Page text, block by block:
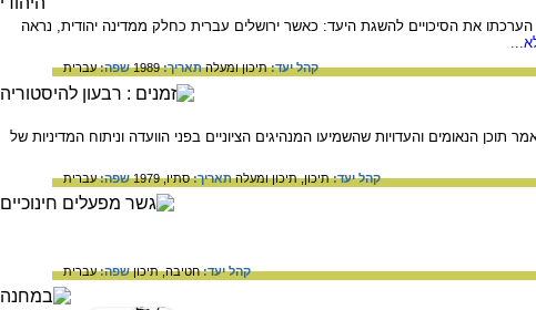
שנות ה-20 ועד 1937 מלמדת כי היא השתנתה על פי הערכתו את הסיכויים להשגת היעד: כאשר ירושלים עברית כחלק ממדינה יהודית, נראה
קהל יעד:תיכון ומעלהתאריך:1989 שפה:עברית
הגורמים לתסיסה הערבית. במאמר תוכן הנאומים והעדויות שהשמיעו המנהיגים הציוניים בפני הוועדה וניתוח המדיניות של
קהל יעד:תיכון,תיכון ומעלהתאריך:סתיו, 1979 שפה:עברית
קהל יעד:חטיבה,תיכוןשפה:עברית